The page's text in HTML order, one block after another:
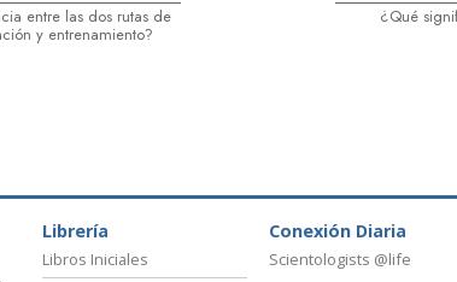
entre las dos rutas de
y entrenamiento?
¿Qué
Librería
Libros Iniciales
Conexión Diaria
Scientologists @life